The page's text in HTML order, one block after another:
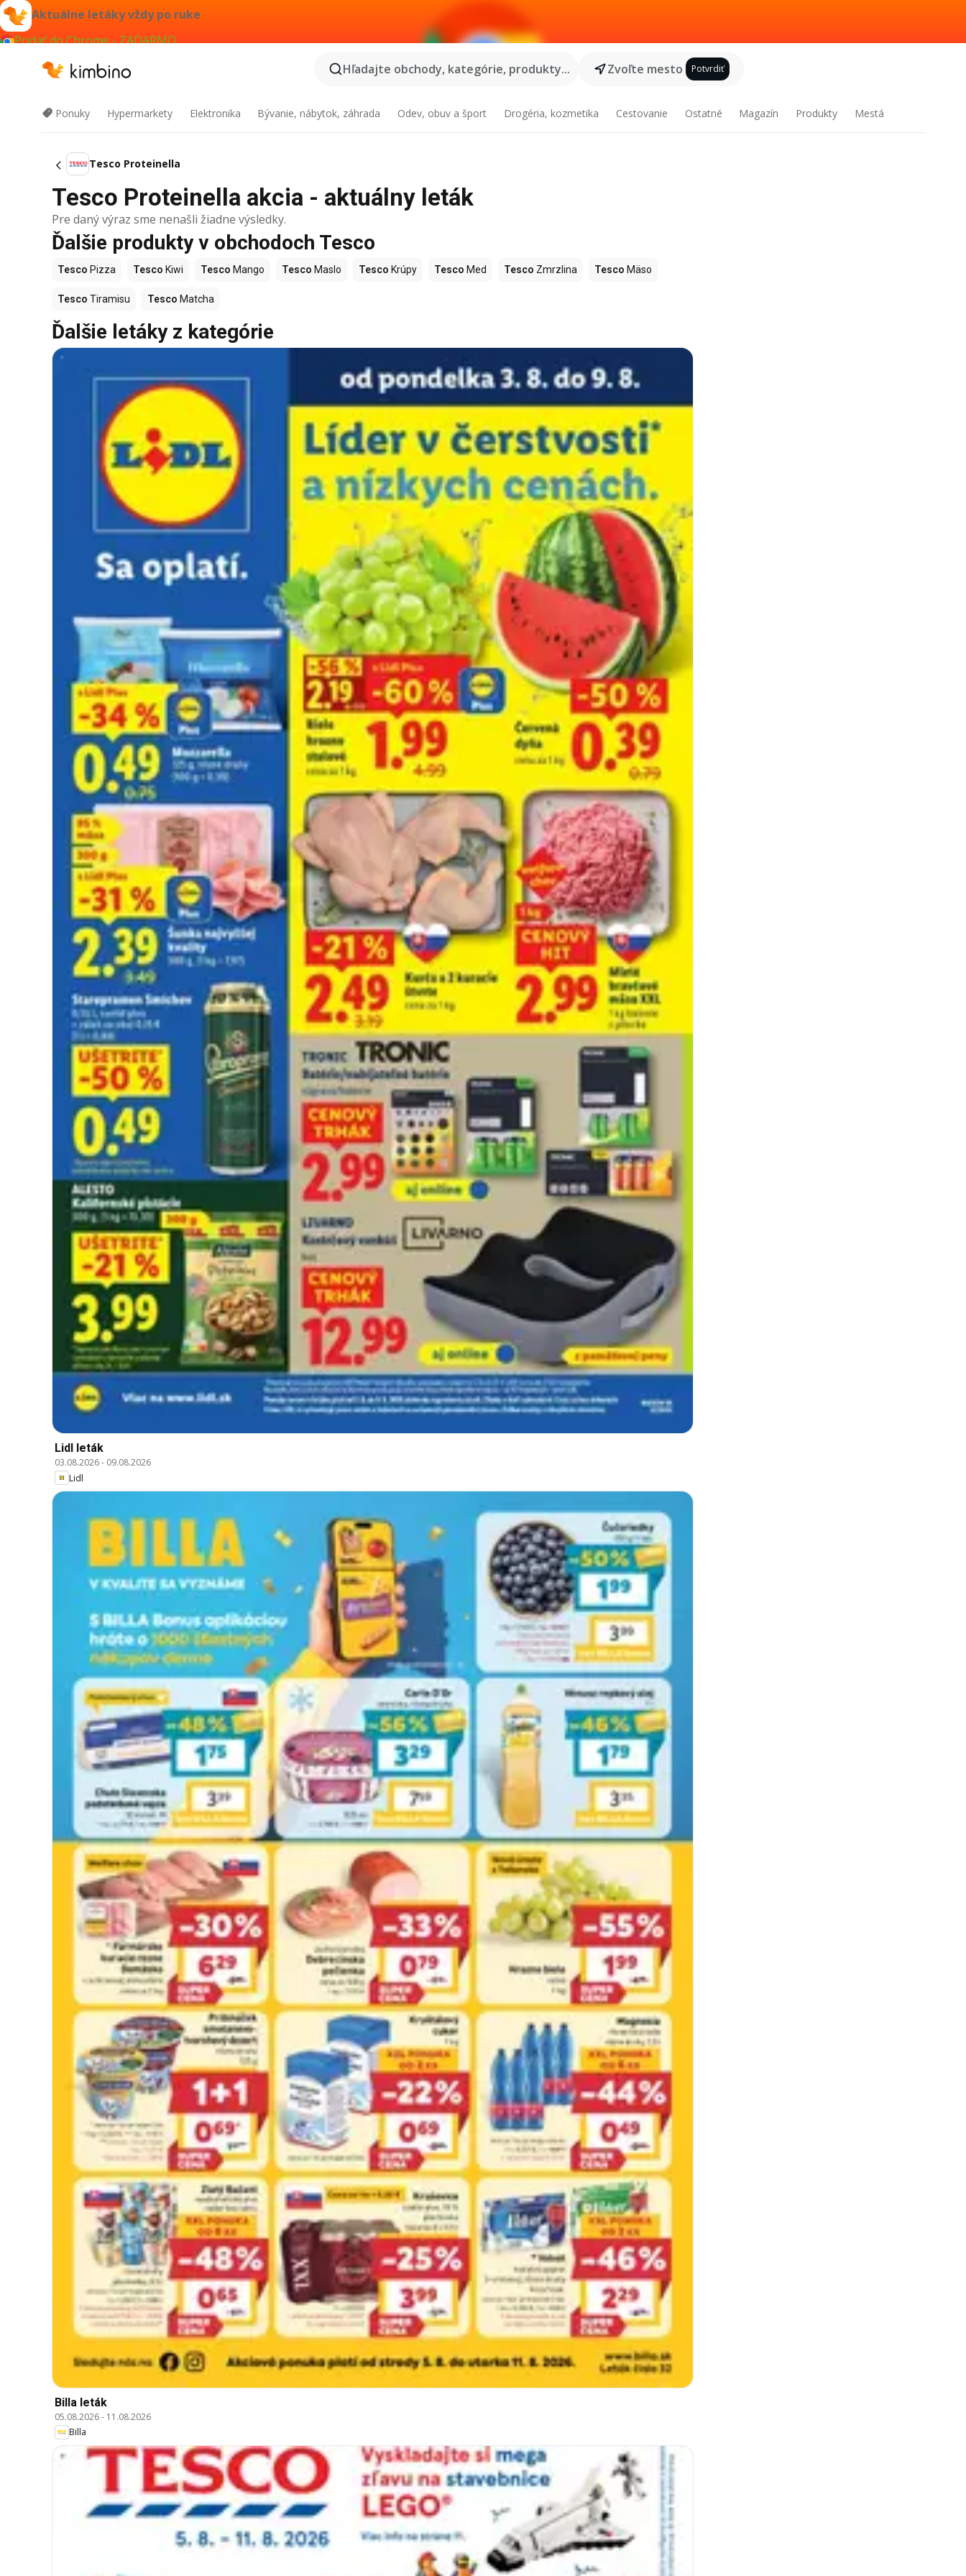
Aktuálne letáky vždy po ruke
Pridať do Chrome - ZADARMO
Hľadajte obchody, kategórie, produkty...
Zvoľte mesto Potvrdiť
Ponuky Hypermarkety Elektronika Bývanie, nábytok, záhrada Odev, obuv a šport Drogéria, kozmetika Cestovanie Ostatné Magazín Produkty Mestá
Tesco Proteinella
Tesco Proteinella akcia - aktuálny leták
Pre daný výraz sme nenašli žiadne výsledky.
Ďalšie produkty v obchodoch Tesco
Tesco Pizza Tesco Kiwi Tesco Mango Tesco Maslo Tesco Krúpy Tesco Med Tesco Zmrzlina Tesco Mäso
Tesco Tiramisu Tesco Matcha
Ďalšie letáky z kategórie
Lidl leták
03.08.2026- 09.08.2026
Lidl
Billa leták
05.08.2026- 11.08.2026
Billa